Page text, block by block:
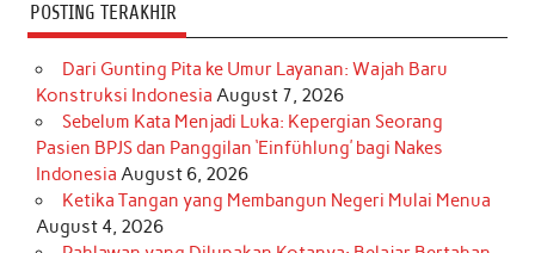
POSTING TERAKHIR
Dari Gunting Pita ke Umur Layanan: Wajah Baru
Konstruksi Indonesia August 7, 2026
Sebelum Kata Menjadi Luka: Kepergian Seorang
Pasien BPJS dan Panggilan ‘Einfühlung’ bagi Nakes
Indonesia August 6, 2026
Ketika Tangan yang Membangun Negeri Mulai Menua
August 4, 2026